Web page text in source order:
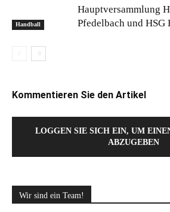
Handball
Hauptversammlung
Pfedelbach und HSG
Kommentieren Sie den Artikel
LOGGEN SIE SICH EIN, UM
ABZUGEBEN
Wir sind ein Team!